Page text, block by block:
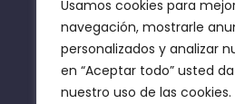
Usamos cookies para
navegación, mostrarle
personalizados y analizar
en “Aceptar todo” usted
nuestro uso de las cookies.